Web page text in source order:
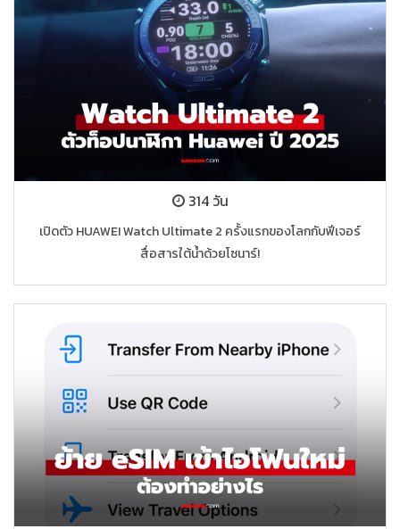
314 วัน
เปิดตัว HUAWEI Watch Ultimate 2 ครั้งแรกของโลกกับฟีเจอร์
สื่อสารใต้น้ำด้วยโซนาร์!